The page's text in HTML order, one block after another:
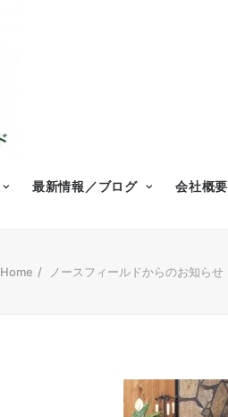
最新情報／ブログ 会社概要
Home ノースフィールドからのお知らせ